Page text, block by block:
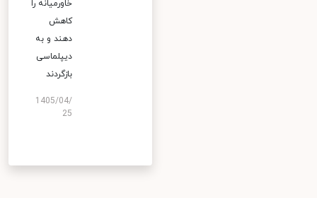
خاورمیانه را
کاهش
دهند و به
دیپلماسی
بازگردند
1405/04/
25